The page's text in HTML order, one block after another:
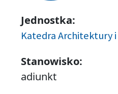
Jednostka:
Katedra Architektury
Stanowisko:
adiunkt